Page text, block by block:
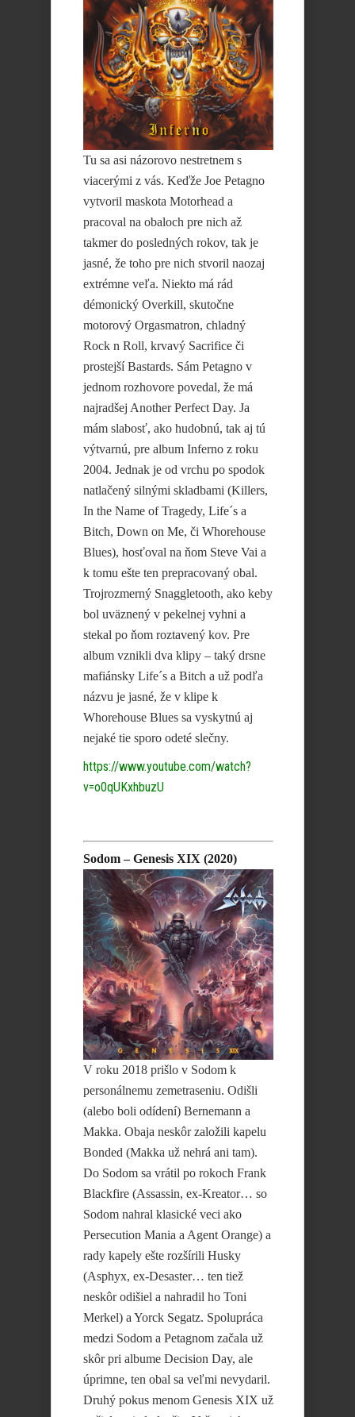
Tu sa asi názorovo nestretnem s
viacerými z vás. Keďže Joe Petagno
vytvoril maskota Motorhead a
pracoval na obaloch pre nich až
takmer do posledných rokov, tak je
jasné, že toho pre nich stvoril naozaj
extrémne veľa. Niekto má rád
démonický Overkill, skutočne
motorový Orgasmatron, chladný
Rock n Roll, krvavý Sacrifice či
prostejší Bastards. Sám Petagno v
jednom rozhovore povedal, že má
najradšej Another Perfect Day. Ja
mám slabosť, ako hudobnú, tak aj tú
výtvarnú, pre album Inferno z roku
2004. Jednak je od vrchu po spodok
natlačený silnými skladbami (Killers,
In the Name of Tragedy, Life´s a
Bitch, Down on Me, či Whorehouse
Blues), hosťoval na ňom Steve Vai a
k tomu ešte ten prepracovaný obal.
Trojrozmerný Snaggletooth, ako keby
bol uväznený v pekelnej vyhni a
stekal po ňom roztavený kov. Pre
album vznikli dva klipy – taký drsne
mafiánsky Life´s a Bitch a už podľa
názvu je jasné, že v klipe k
Whorehouse Blues sa vyskytnú aj
nejaké tie sporo odeté slečny.
https://www.youtube.com/watch?
v=o0qUKxhbuzU
Sodom – Genesis XIX (2020)
V roku 2018 prišlo v Sodom k
personálnemu zemetraseniu. Odišli
(alebo boli odídení) Bernemann a
Makka. Obaja neskôr založili kapelu
Bonded (Makka už nehrá ani tam).
Do Sodom sa vrátil po rokoch Frank
Blackfire (Assassin, ex-Kreator… so
Sodom nahral klasické veci ako
Persecution Mania a Agent Orange) a
rady kapely ešte rozšírili Husky
(Asphyx, ex-Desaster… ten tiež
neskôr odišiel a nahradil ho Toni
Merkel) a Yorck Segatz. Spolupráca
medzi Sodom a Petagnom začala už
skôr pri albume Decision Day, ale
úprimne, ten obal sa veľmi nevydaril.
Druhý pokus menom Genesis XIX už